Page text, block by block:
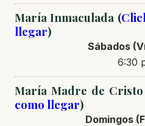
María Inmaculada (
llegar)
Sábados
6:30
María Madre de
como llegar)
Domingos